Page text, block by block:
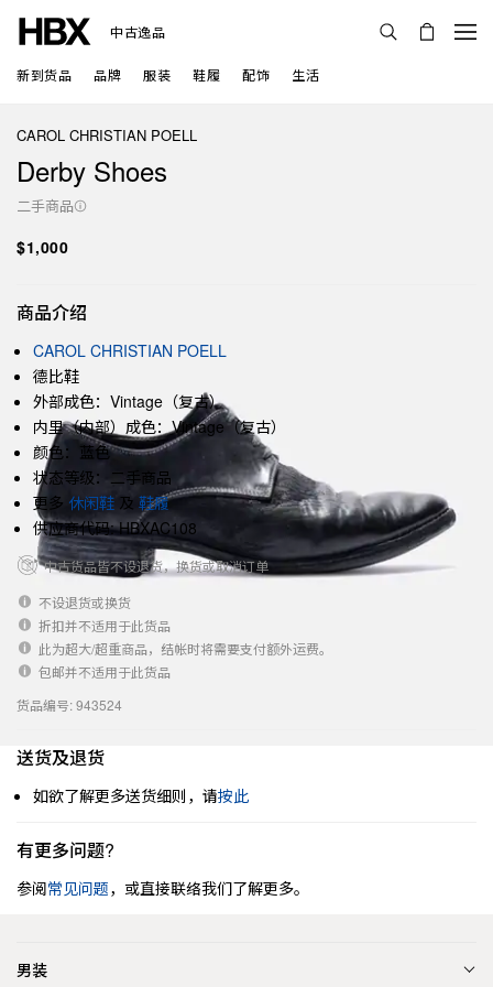
中古逸品
新到货品 品牌 服装 鞋履 配饰 生活
CAROL CHRISTIAN POELL
Derby Shoes
二手商品
$1,000
商品介绍
CAROL CHRISTIAN POELL
德比鞋
外部成色：Vintage（复古）
内里（内部）成色：Vintage（复古）
颜色：蓝色
状态等级：二手商品
更多 休闲鞋 及 鞋履
供应商代码: HBXAC108
中古货品皆不设退货，换货或取消订单
不设退货或换货
折扣并不适用于此货品
此为超大/超重商品，结帐时将需要支付额外运费。
包邮并不适用于此货品
货品编号: 943524
送货及退货
如欲了解更多送货细则，请按此
有更多问题?
参阅常见问题，或直接联络我们了解更多。
男装